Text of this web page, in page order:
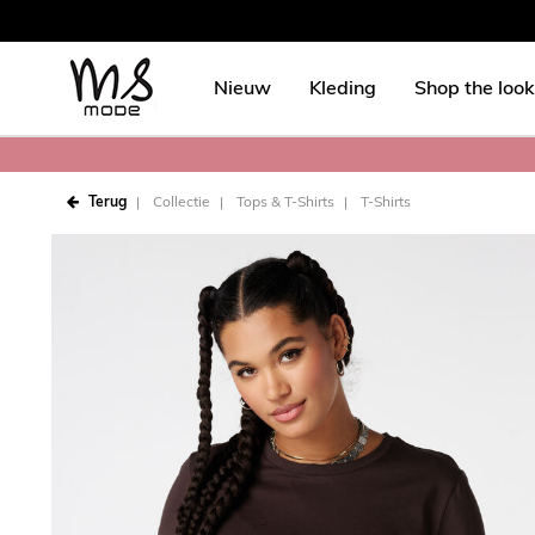
Nieuw Kleding Shop the look
Terug Collectie Tops & T-Shirts T-Shirts